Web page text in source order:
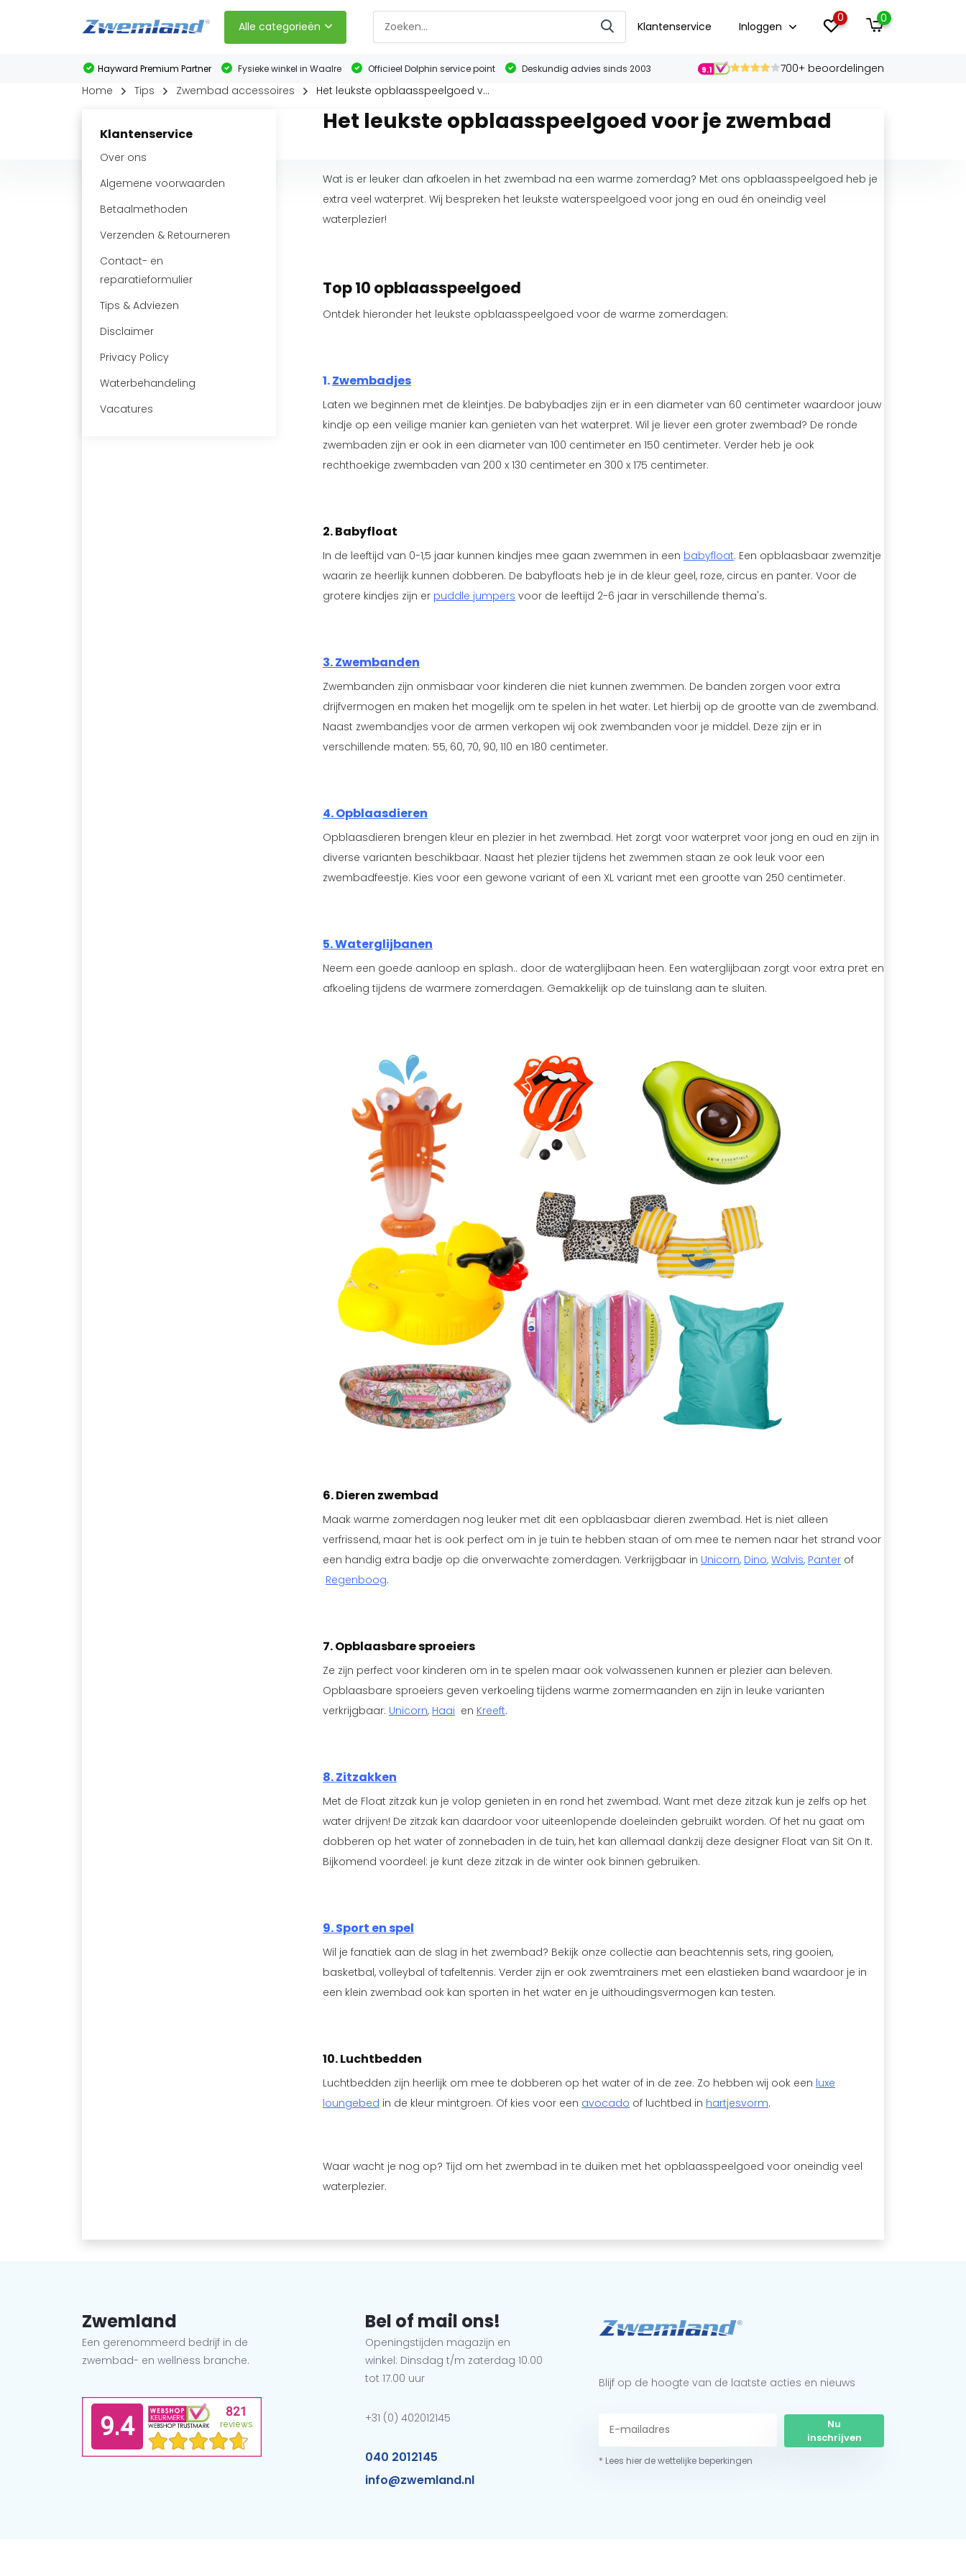
Alle categorieën Klantenservice Inloggen
0 0
Hayward Premium Partner Fysieke winkel in Waalre Officieel Dolphin service point Deskundig advies sinds 2003 9.1
700+ beoordelingen
Home
Tips Zwembad accessoires Het leukste opblaasspeelgoed v...
Klantenservice
Over ons
Algemene voorwaarden
Betaalmethoden
Verzenden & Retourneren
Contact- en
reparatieformulier
Tips & Adviezen
Disclaimer
Privacy Policy
Waterbehandeling
Vacatures
Het leukste opblaasspeelgoed voor je zwembad
Wat is er leuker dan afkoelen in het zwembad na een warme zomerdag? Met ons opblaasspeelgoed heb je
extra veel waterpret. Wij bespreken het leukste waterspeelgoed voor jong en oud én oneindig veel
waterplezier!
Top 10 opblaasspeelgoed
Ontdek hieronder het leukste opblaasspeelgoed voor de warme zomerdagen:
1.Zwembadjes
Laten we beginnen met de kleintjes. De babybadjes zijn er in een diameter van 60 centimeter waardoor jouw
kindje op een veilige manier kan genieten van het waterpret. Wil je liever een groter zwembad? De ronde
zwembaden zijn er ook in een diameter van 100 centimeter en 150 centimeter. Verder heb je ook
rechthoekige zwembaden van 200 x 130 centimeter en 300 x 175 centimeter.
2. Babyfloat
In de leeftijd van 0-1,5 jaar kunnen kindjes mee gaan zwemmen in een babyfloat. Een opblaasbaar zwemzitje
waarin ze heerlijk kunnen dobberen. De babyfloats heb je in de kleur geel, roze, circus en panter. Voor de
grotere kindjes zijn er puddle jumpers voor de leeftijd 2-6 jaar in verschillende thema's.
3. Zwembanden
Zwembanden zijn onmisbaar voor kinderen die niet kunnen zwemmen. De banden zorgen voor extra
drijfvermogen en maken het mogelijk om te spelen in het water. Let hierbij op de grootte van de zwemband.
Naast zwembandjes voor de armen verkopen wij ook zwembanden voor je middel. Deze zijn er in
verschillende maten: 55, 60, 70, 90, 110 en 180 centimeter.
4. Opblaasdieren
Opblaasdieren brengen kleur en plezier in het zwembad. Het zorgt voor waterpret voor jong en oud en zijn in
diverse varianten beschikbaar. Naast het plezier tijdens het zwemmen staan ze ook leuk voor een
zwembadfeestje. Kies voor een gewone variant of een XL variant met een grootte van 250 centimeter.
5. Waterglijbanen
Neem een goede aanloop en splash.. door de waterglijbaan heen. Een waterglijbaan zorgt voor extra pret en
afkoeling tijdens de warmere zomerdagen. Gemakkelijk op de tuinslang aan te sluiten.
6. Dieren zwembad
Maak warme zomerdagen nog leuker met dit een opblaasbaar dieren zwembad. Het is niet alleen
verfrissend, maar het is ook perfect om in je tuin te hebben staan ​​of om mee te nemen naar het strand voor
een handig extra badje op die onverwachte zomerdagen. Verkrijgbaar in Unicorn, Dino, Walvis, Panter of
Regenboog.
7. Opblaasbare sproeiers
Ze zijn perfect voor kinderen om in te spelen maar ook volwassenen kunnen er plezier aan beleven.
Opblaasbare sproeiers geven verkoeling tijdens warme zomermaanden en zijn in leuke varianten
verkrijgbaar: Unicorn, Haai en Kreeft.
8. Zitzakken
Met de Float zitzak kun je volop genieten in en rond het zwembad. Want met deze zitzak kun je zelfs op het
water drijven! De zitzak kan daardoor voor uiteenlopende doeleinden gebruikt worden. Of het nu gaat om
dobberen op het water of zonnebaden in de tuin, het kan allemaal dankzij deze designer Float van Sit On It.
Bijkomend voordeel: je kunt deze zitzak in de winter ook binnen gebruiken.
9. Sport en spel
Wil je fanatiek aan de slag in het zwembad? Bekijk onze collectie aan beachtennis sets, ring gooien,
basketbal, volleybal of tafeltennis. Verder zijn er ook zwemtrainers met een elastieken band waardoor je in
een klein zwembad ook kan sporten in het water en je uithoudingsvermogen kan testen.
10. Luchtbedden
Luchtbedden zijn heerlijk om mee te dobberen op het water of in de zee. Zo hebben wij ook een luxe
loungebed in de kleur mintgroen. Of kies voor een avocado of luchtbed in hartjesvorm.
Waar wacht je nog op? Tijd om het zwembad in te duiken met het opblaasspeelgoed voor oneindig veel
waterplezier.
Zwemland
Een gerenommeerd bedrijf in de
zwembad- en wellness branche.
Bel of mail ons!
Openingstijden magazijn en
winkel: Dinsdag t/m zaterdag 10.00
tot 17.00 uur
+31 (0) 402012145
040 2012145
info@zwemland.nl
Blijf op de hoogte van de laatste acties en nieuws
Nu
inschrijven
* Lees hier de wettelijke beperkingen